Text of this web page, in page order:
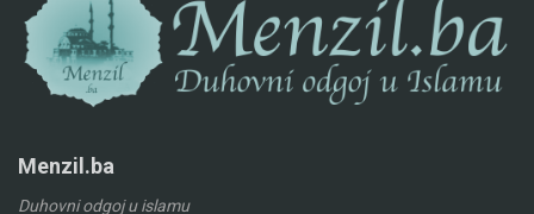
Menzil.ba
Duhovni odgoj u islamu